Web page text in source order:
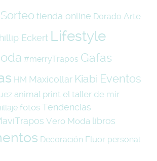
Sorteo tienda online Dorado Arte
Eckert Lifestyle
#merryTrapos Gafas
HM Maxicollar Kiabi Eventos
animal print el taller de mir
fotos Tendencias
Vero Moda libros
Decoración Fluor personal